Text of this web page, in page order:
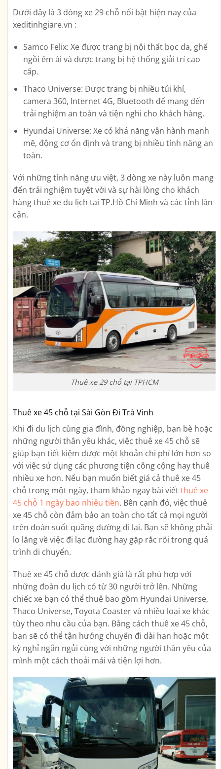
Dưới đây là 3 dòng xe 29 chỗ nổi bật hiện nay của
xeditinhgiare.vn :
Samco Felix: Xe được trang bị nội thất bọc da, ghế
ngồi êm ái và được trang bị hệ thống giải trí cao
cấp.
Thaco Universe: Được trang bị nhiều túi khí,
camera 360, Internet 4G, Bluetooth để mang đến
trải nghiệm an toàn và tiện nghi cho khách hàng.
Hyundai Universe: Xe có khả năng vận hành mạnh
mẽ, động cơ ổn định và trang bị nhiều tính năng an
toàn.
Với những tính năng ưu việt, 3 dòng xe này luôn mang
đến trải nghiệm tuyệt vời và sự hài lòng cho khách
hàng thuê xe du lịch tại TP.Hồ Chí Minh và các tỉnh lân
cận.
Thuê xe 29 chỗ tại TPHCM
Thuê xe 45 chỗ tại Sài Gòn Đi Trà Vinh
Khi đi du lịch cùng gia đình, đồng nghiệp, bạn bè hoặc
những người thân yêu khác, việc thuê xe 45 chỗ sẽ
giúp bạn tiết kiệm được một khoản chi phí lớn hơn so
với việc sử dụng các phương tiện công cộng hay thuê
nhiều xe hơn. Nếu bạn muốn biết giá cả thuê xe 45
chỗ trong một ngày, tham khảo ngay bài viếtthuê xe
45 chỗ 1 ngày bao nhiêu tiền. Bên cạnh đó, việc thuê
xe 45 chỗ còn đảm bảo an toàn cho tất cả mọi người
trên đoàn suốt quãng đường đi lại. Bạn sẽ không phải
lo lắng về việc đi lạc đường hay gặp rắc rối trong quá
trình di chuyển.
Thuê xe 45 chỗ được đánh giá là rất phù hợp với
những đoàn du lịch có từ 30 người trở lên. Những
chiếc xe bạn có thể thuê bao gồm Hyundai Universe,
Thaco Universe, Toyota Coaster và nhiều loại xe khác
tùy theo nhu cầu của bạn. Bằng cách thuê xe 45 chỗ,
bạn sẽ có thể tận hưởng chuyến đi dài hạn hoặc một
kỳ nghỉ ngắn ngủi cùng với những người thân yêu của
mình một cách thoải mái và tiện lợi hơn.